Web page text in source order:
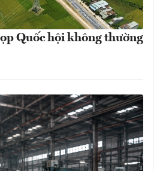
Quốc hội không thường